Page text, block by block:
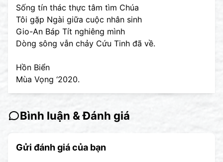
Sống tín thác thực tâm tìm Chúa
Tôi gặp Ngài giữa cuộc nhân sinh
Gio-An Báp Tít nghiêng mình
Dòng sông vẫn chảy Cứu Tinh đã về.
Hồn Biển
Mùa Vọng ‘2020.
Bình luận & Đánh giá
Gửi đánh giá của bạn